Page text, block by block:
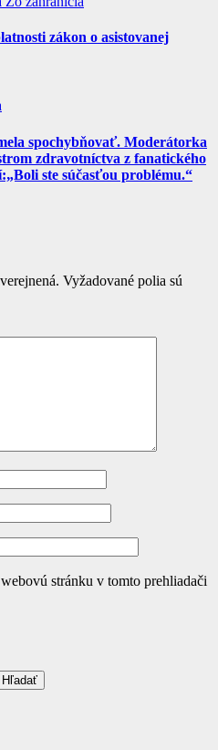
zákon o asistovanej
spochybňovať. Moderátorka
zdravotníctva z fanatického
ste súčasťou problému.“
Vyžadované polia sú
stránku v tomto prehliadači
Hľadať